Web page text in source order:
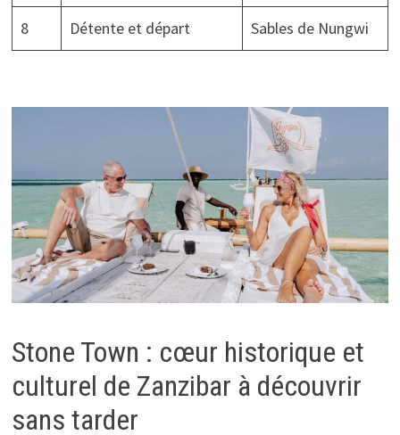
8 Détente et départ Sables de Nungwi
Stone Town : cœur historique et
culturel de Zanzibar à découvrir
sans tarder